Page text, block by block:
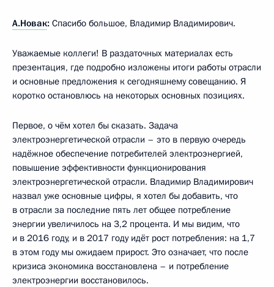
А.Новак: Спасибо большое, Владимир Владимирович.
Уважаемые коллеги! В раздаточных материалах есть
презентация, где подробно изложены итоги работы отрасли
и основные предложения к сегодняшнему совещанию. Я
коротко остановлюсь на некоторых основных позициях.
Первое, о чём хотел бы сказать. Задача
электроэнергетической отрасли – это в первую очередь
надёжное обеспечение потребителей электроэнергией,
повышение эффективности функционирования
электроэнергетической отрасли. Владимир Владимирович
назвал уже основные цифры, я хотел бы добавить, что
в отрасли за последние пять лет общее потребление
энергии увеличилось на 3,2 процента. И мы видим, что
и в 2016 году, и в 2017 году идёт рост потребления: на 1,7
в этом году мы ожидаем прирост. Это означает, что после
кризиса экономика восстановлена – и потребление
электроэнергии восстановилось.